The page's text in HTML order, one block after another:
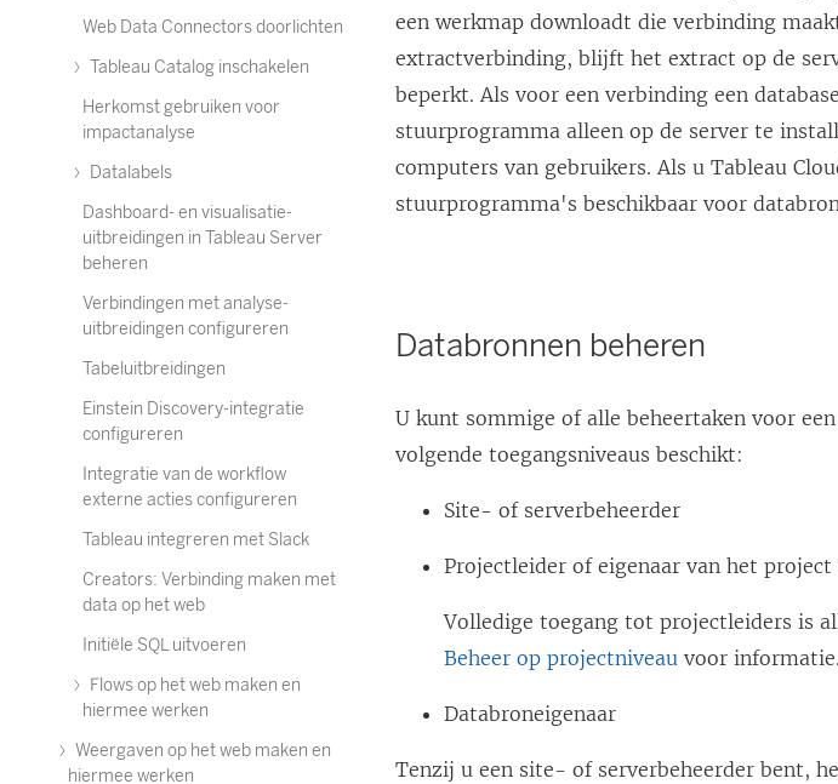
Web Data Connectors doorlichten
Tableau Catalog inschakelen
Herkomst gebruiken voor
impactanalyse
Datalabels
Dashboard- en visualisatie-
uitbreidingen in Tableau Server
beheren
Verbindingen met analyse-
uitbreidingen configureren
Tabeluitbreidingen
Einstein Discovery-integratie
configureren
Integratie van de workflow
externe acties configureren
Tableau integreren met Slack
Creators: Verbinding maken met
data op het web
Initiële SQL uitvoeren
Flows op het web maken en
hiermee werken
Weergaven op het web maken en
hiermee werken
een werkmap downloadt die verbinding
extractverbinding, blijft het extract op de
beperkt. Als voor een verbinding een
stuurprogramma alleen op de server te
computers van gebruikers. Als u Tableau
stuurprogramma's beschikbaar voor
Databronnen beheren
U kunt sommige of alle beheertaken voor
volgende toegangsniveaus beschikt:
Site- of serverbeheerder
Projectleider of eigenaar van het
Volledige toegang tot projectleiders is
Beheer op projectniveau voor informatie.
Databroneigenaar
Tenzij u een site- of serverbeheerder bent,